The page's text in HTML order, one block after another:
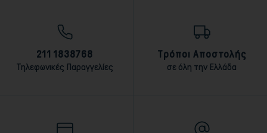
211 1838768
Τηλεφωνικές Παραγγελίες
Τρόποι Αποστολής
σε όλη την Ελλάδα